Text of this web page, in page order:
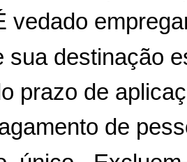
vedado
sua destinação
prazo de
de